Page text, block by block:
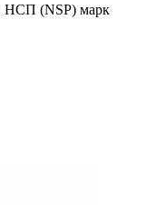
НСП (NSP) марк